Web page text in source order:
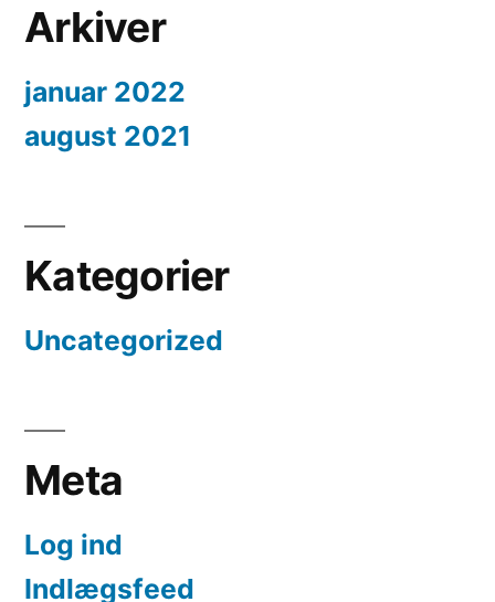
Arkiver
januar 2022
august 2021
Kategorier
Uncategorized
Meta
Log ind
Indlægsfeed